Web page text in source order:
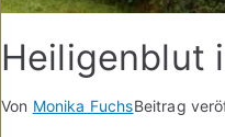
Heiligenblut
Von Monika FuchsBeitrag